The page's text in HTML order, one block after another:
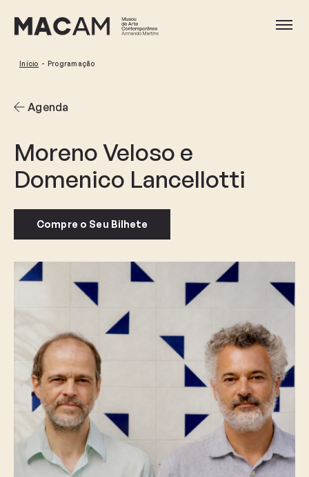
para
conteúdo
Abrir
Início Programação
Agenda
Moreno Veloso e
Domenico Lancellotti
Compre o Seu Bilhete